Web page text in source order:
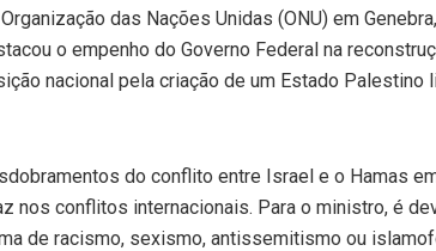
das Nações Unidas (ONU) em
o empenho do Governo Federal na
nacional pela criação de um Estado Palestino
do conflito entre Israel e o Hamas
nos conflitos internacionais. Para o ministro, é
de racismo, sexismo, antissemitismo ou